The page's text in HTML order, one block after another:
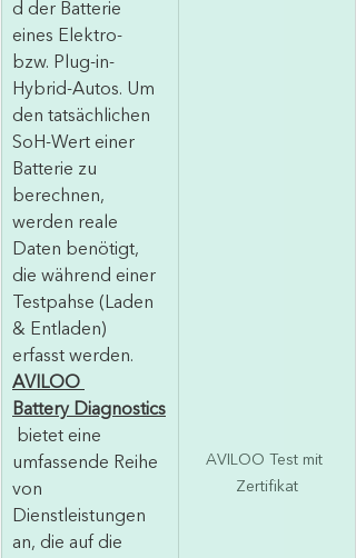
d der Batterie
eines Elektro-
bzw. Plug-in-
Hybrid-Autos. Um
den tatsächlichen
SoH-Wert einer
Batterie zu
berechnen,
werden reale
Daten benötigt,
die während einer
Testpahse (Laden
& Entladen)
erfasst werden.
AVILOO
Battery Diagnostics
bietet eine
umfassende Reihe
von
Dienstleistungen
an, die auf die
AVILOO Test mit
Zertifikat